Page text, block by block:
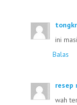
ini
Balas
resep
wah